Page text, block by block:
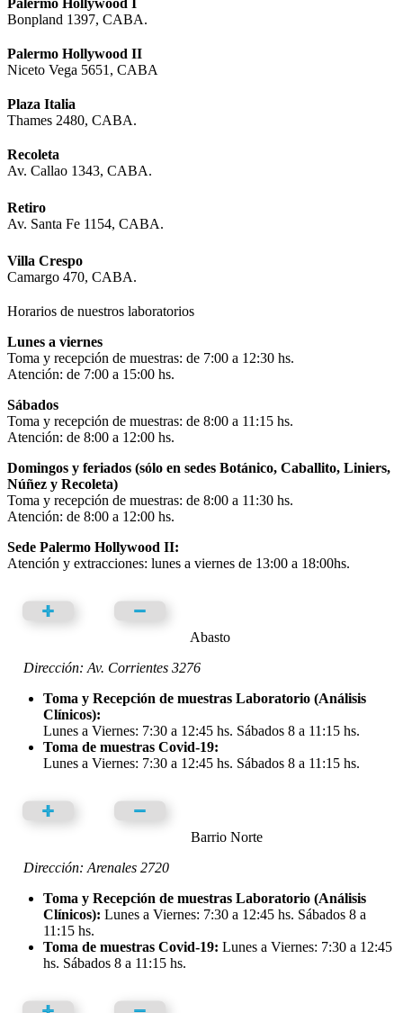
Bonpland 1397, CABA.
Palermo Hollywood II
Niceto Vega 5651, CABA
Plaza Italia
Thames 2480, CABA.
Recoleta
Av. Callao 1343, CABA.
Retiro
Av. Santa Fe 1154, CABA.
Villa Crespo
Camargo 470, CABA.
Horarios de nuestros laboratorios
Lunes a viernes
Toma y recepción de muestras: de 7:00 a 12:30 hs.
Atención: de 7:00 a 15:00 hs.
Sábados
Toma y recepción de muestras: de 8:00 a 11:15 hs.
Atención: de 8:00 a 12:00 hs.
Domingos y feriados (sólo en sedes Botánico, Caballito, Liniers,
Núñez y Recoleta)
Toma y recepción de muestras: de 8:00 a 11:30 hs.
Atención: de 8:00 a 12:00 hs.
Sede Palermo Hollywood II:
Atención y extracciones: lunes a viernes de 13:00 a 18:00hs.
Abasto
Dirección: Av. Corrientes 3276
Toma y Recepción de muestras Laboratorio (Análisis
Clínicos):
Lunes a Viernes: 7:30 a 12:45 hs. Sábados 8 a 11:15 hs.
Toma de muestras Covid-19:
Lunes a Viernes: 7:30 a 12:45 hs. Sábados 8 a 11:15 hs.
Barrio Norte
Dirección: Arenales 2720
Toma y Recepción de muestras Laboratorio (Análisis
Clínicos): Lunes a Viernes: 7:30 a 12:45 hs. Sábados 8 a
11:15 hs.
Toma de muestras Covid-19: Lunes a Viernes: 7:30 a 12:45
hs. Sábados 8 a 11:15 hs.